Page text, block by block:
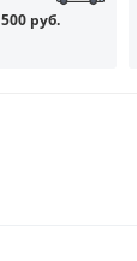
500 руб.